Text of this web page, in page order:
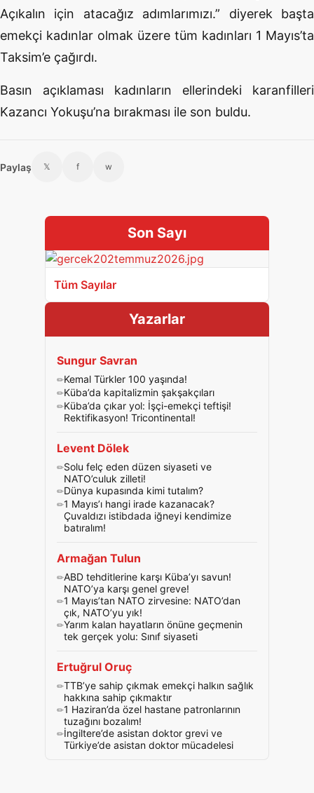
Açıkalın için atacağız adımlarımızı.” diyerek başta
emekçi kadınlar olmak üzere tüm kadınları 1 Mayıs’ta
Taksim’e çağırdı.
Basın açıklaması kadınların ellerindeki karanfilleri
Kazancı Yokuşu’na bırakması ile son buldu.
Paylaş 𝕏 f w
Son Sayı
Tüm Sayılar
Yazarlar
Sungur Savran
Kemal Türkler 100 yaşında!
Küba’da kapitalizmin şakşakçıları
Küba’da çıkar yol: İşçi-emekçi teftişi!
Rektifikasyon! Tricontinental!
Levent Dölek
Solu felç eden düzen siyaseti ve
NATO’culuk zilleti!
Dünya kupasında kimi tutalım?
1 Mayıs’ı hangi irade kazanacak?
Çuvaldızı istibdada iğneyi kendimize
batıralım!
Armağan Tulun
ABD tehditlerine karşı Küba’yı savun!
NATO’ya karşı genel greve!
1 Mayıs’tan NATO zirvesine: NATO’dan
çık, NATO’yu yık!
Yarım kalan hayatların önüne geçmenin
tek gerçek yolu: Sınıf siyaseti
Ertuğrul Oruç
TTB’ye sahip çıkmak emekçi halkın sağlık
hakkına sahip çıkmaktır
1 Haziran’da özel hastane patronlarının
tuzağını bozalım!
İngiltere’de asistan doktor grevi ve
Türkiye’de asistan doktor mücadelesi